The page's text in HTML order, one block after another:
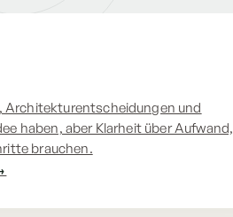
Architekturentscheidungen und
haben, aber Klarheit über Aufwand,
brauchen.